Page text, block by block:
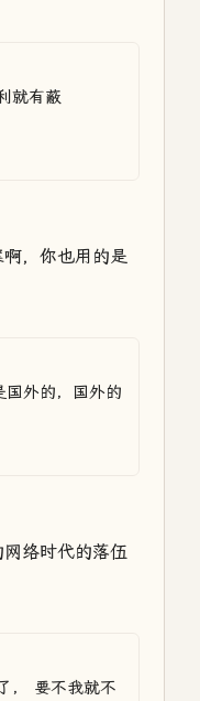
就有蔽
，你也用的是
国外的，国外的
络时代的落伍
， 要不我就不